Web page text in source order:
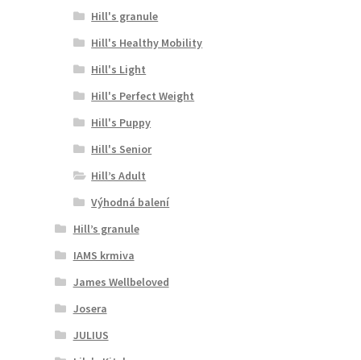
Hill's granule
Hill's Healthy Mobility
Hill's Light
Hill's Perfect Weight
Hill's Puppy
Hill's Senior
Hill’s Adult
Výhodná balení
Hill’s granule
IAMS krmiva
James Wellbeloved
Josera
JULIUS